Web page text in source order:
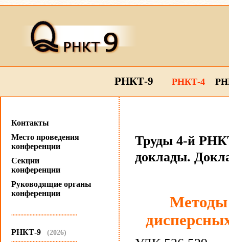
РНКТ-9 РНКТ-4
Контакты
Место проведения
конференции
Секции
конференции
Руководящие органы
конференции
...........................................
РНКТ-9 (2026)
...........................................
Труды 4-й
доклады.
Методы